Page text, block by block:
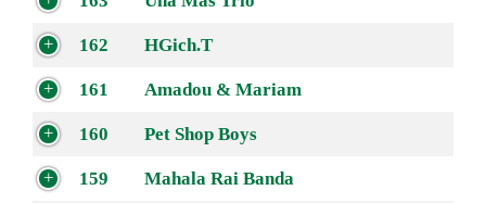
162 HGich.T
161 Amadou & Mariam
160 Pet Shop Boys
159 Mahala Rai Banda